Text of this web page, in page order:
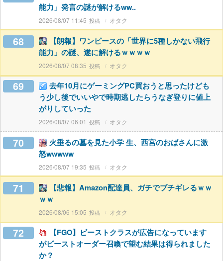
能力」発言の謎が解けるww..
2026/08/07 11:45 オタク
68
【朗報】ワンピースの「世界に5種しかない飛行
能力」の謎、遂に解けるｗｗｗｗ
2026/08/07 08:35 オタク
69
去年10月にゲーミングPC買おうと思ったけども
う少し後でいいやで時期逃したらうなぎ登りに値上
がりしていった
2026/08/07 06:01 オタク
70
火垂るの墓を見た小学 生、西宮のおばさんに激
怒wwwww
2026/08/07 19:35 オタク
71
【悲報】Amazon配達員、ガチでブチギレるｗｗ
ｗｗ
2026/08/06 15:05 オタク
72
【FGO】ビーストクラスが広告になっています
がビーストオーダー召喚で望む結果は得られました
か？